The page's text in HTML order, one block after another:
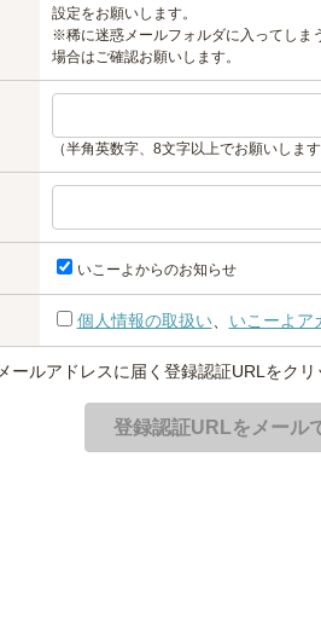
設定をお願いします。
※稀に迷惑メールフォルダに入ってしま
場合はご確認お願いします。
（半角英数字、8文字以上でお願いします
いこーよからのお知らせ
個人情報の取扱い、 いこーよア
ールアドレスに届く登録認証URLをクリ